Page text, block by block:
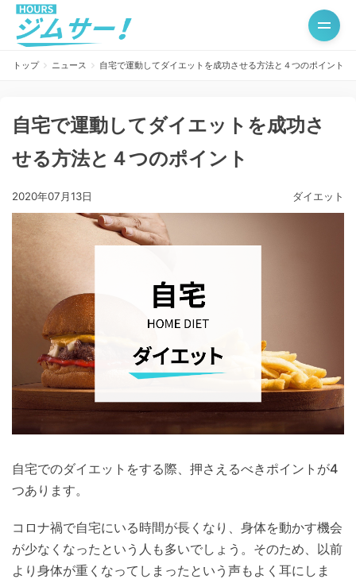
トップ ニュース 自宅で運動してダイエットを成功させる方法と４つのポイント
自宅で運動してダイエットを成功さ
せる方法と４つのポイント
2020年07月13日 ダイエット
自宅でのダイエットをする際、押さえるべきポイントが4
つあります。
コロナ禍で自宅にいる時間が長くなり、身体を動かす機会
が少なくなったという人も多いでしょう。そのため、以前
より身体が重くなってしまったという声もよく耳にしま